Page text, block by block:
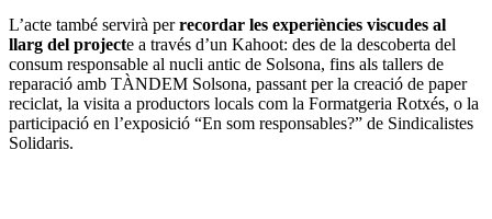
L’acte també servirà perrecordar les experiències viscudes al
llarg del projecte a través d’un Kahoot: des de la descoberta del
consum responsable al nucli antic de Solsona, fins als tallers de
reparació amb TÀNDEM Solsona, passant per la creació de paper
reciclat, la visita a productors locals com la Formatgeria Rotxés, o la
participació en l’exposició “En som responsables?” de Sindicalistes
Solidaris.